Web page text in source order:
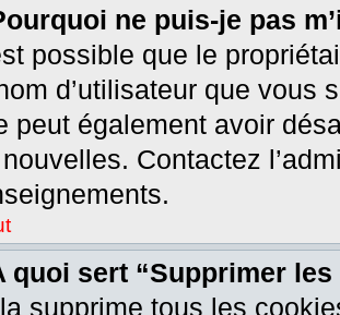
ne puis-je pas
possible que le
d’utilisateur que vous
peut également avoir
Contactez
quoi sert “Supprimer
supprime tous les